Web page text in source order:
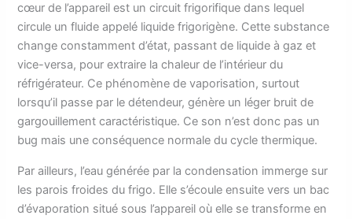
cœur de l’appareil est un circuit frigorifique dans lequel
circule un fluide appelé liquide frigorigène. Cette substance
change constamment d’état, passant de liquide à gaz et
vice-versa, pour extraire la chaleur de l’intérieur du
réfrigérateur. Ce phénomène de vaporisation, surtout
lorsqu’il passe par le détendeur, génère un léger bruit de
gargouillement caractéristique. Ce son n’est donc pas un
bug mais une conséquence normale du cycle thermique.
Par ailleurs, l’eau générée par la condensation immerge sur
les parois froides du frigo. Elle s’écoule ensuite vers un bac
d’évaporation situé sous l’appareil où elle se transforme en